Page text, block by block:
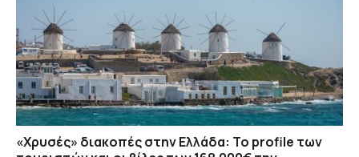
«Χρυσές» διακοπές στην Ελλάδα: Το profile των